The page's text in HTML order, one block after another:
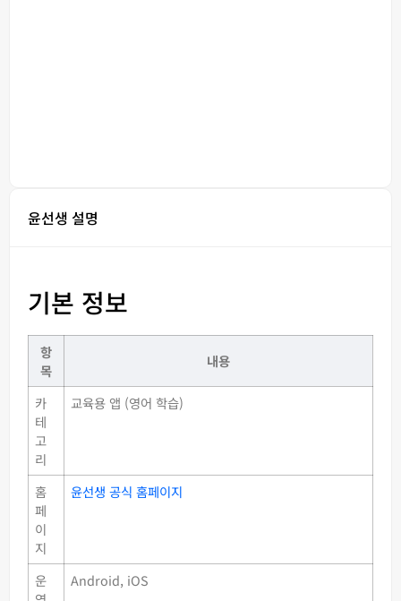
윤선생 설명
기본 정보
항
목
내용
카
테
고
리
교육용 앱 (영어 학습)
홈
페
이
지
윤선생 공식 홈페이지
운
Android, iOS